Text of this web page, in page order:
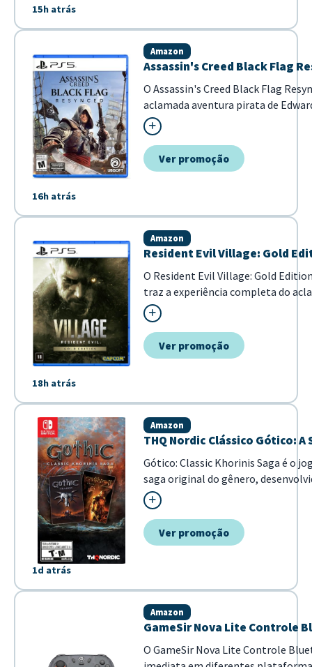
15h atrás
consoles. Com uma
atmosfera única e gráficos
ultrarrealistas, o game
16h atrás
Assassin's Creed Black Flag
Amazon
O Assassin's Creed Black Flag
aclamada aventura pirata de
otimizada para a nova geração de
Esta versão aprimorada oferece
jogabilidade refinada para uma
Ver promoção
18h atrás
Resident Evil Village: Gold
Amazon
O Resident Evil Village: Gold
traz a experiência completa do
da Capcom. Esta edição especial
conteúdos adicionais,
imersiva e aterrorizante. - Inclui o
Ver promoção
1d atrás
THQ Nordic Clássico Gótico:
Amazon
Gótico: Classic Khorinis Saga é o
saga original do gênero,
narrativa imersiva e mecânicas de
únicas de exploração e combate
Ver promoção
GameSir Nova Lite Controle
Amazon
O GameSir Nova Lite Controle